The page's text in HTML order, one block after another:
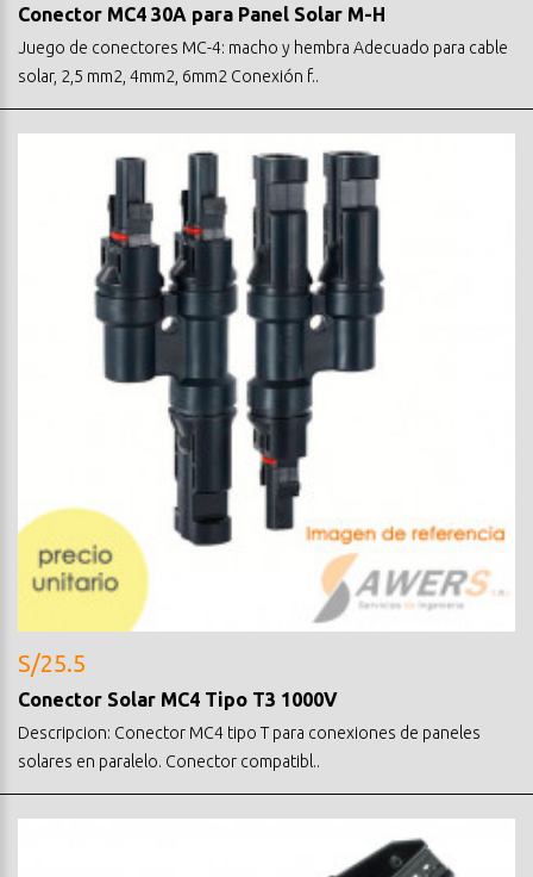
Conector MC4 30A para Panel Solar M-H
Juego de conectores MC-4: macho y hembra Adecuado para cable
solar, 2,5 mm2, 4mm2, 6mm2 Conexión f..
S/25.5
Conector Solar MC4 Tipo T3 1000V
Descripcion: Conector MC4 tipo T para conexiones de paneles
solares en paralelo. Conector compatibl..